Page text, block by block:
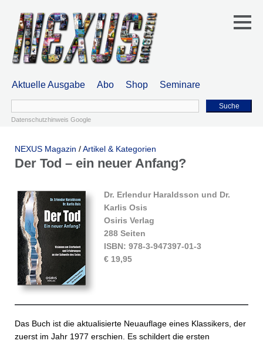
Aktuelle Ausgabe Abo Shop Seminare
Suche
Datenschutzhinweis Google
NEXUS Magazin /Artikel & Kategorien
Der Tod – ein neuer Anfang?
Dr. Erlendur Haraldsson und Dr.
Karlis Osis
Osiris Verlag
288 Seiten
ISBN: 978-3-947397-01-3
€ 19,95
Das Buch ist die aktualisierte Neuauflage eines Klassikers, der
zuerst im Jahr 1977 erschien. Es schildert die ersten